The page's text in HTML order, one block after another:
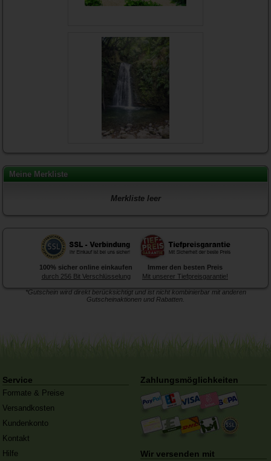
Meine Merkliste
Merkliste leer
100% sicher online einkaufen
durch 256 Bit Verschlüsselung
Immer den besten Preis
Mit unserer Tiefpreisgarantie!
*Gutschein wird direkt berücksichtigt und ist nicht kombinierbar mit anderen
Gutscheinaktionen und Rabatten.
Service
Formate & Preise
Versandkosten
Kundenkonto
Kontakt
Hilfe
Zahlungsmöglichkeiten
Wir versenden mit